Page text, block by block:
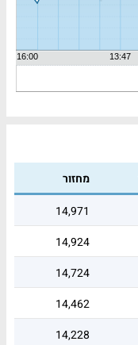
מחזור
14,971
14,924
14,724
14,462
14,228